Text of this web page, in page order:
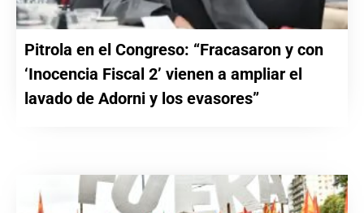
Pitrola en el Congreso: “Fracasaron y con
‘Inocencia Fiscal 2’ vienen a ampliar el
lavado de Adorni y los evasores”